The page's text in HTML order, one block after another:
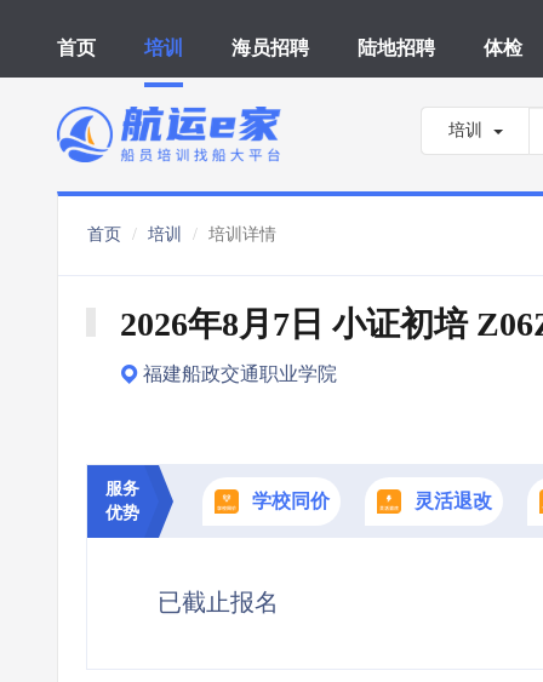
首页 培训 海员招聘 陆地招聘 体检
培训
首页 培训 培训详情
2026年8月7日 小证初培
福建船政交通职业学院
服务
优势
学校同价 灵活退改
已截止报名